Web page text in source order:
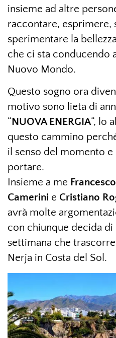
insieme ad altre
raccontare, esprimere,
sperimentare la
che ci sta conducendo
Nuovo Mondo.
Questo sogno ora
motivo sono lieta di
“NUOVA ENERGIA“, lo
questo cammino
il senso del momento
portare.
Insieme a me
Camerini e Cristiano
avrà molte
con chiunque decida
settimana che
Nerja in Costa del Sol.